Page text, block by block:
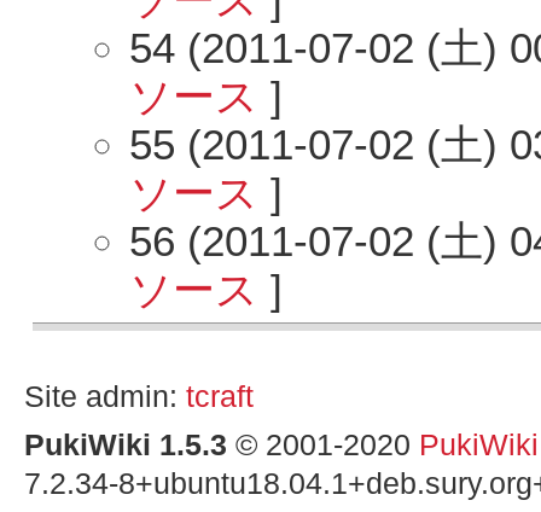
54 (2011-07-02 (土)
ソース ]
55 (2011-07-02 (土)
ソース ]
56 (2011-07-02 (土)
ソース ]
Site admin: tcraft
PukiWiki 1.5.3 © 2001-2020
7.2.34-